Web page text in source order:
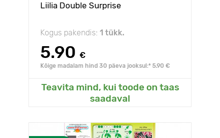
Liilia Double Surprise
Kogus pakendis: 1 tükk.
5.90 €
Kõige madalam hind 30 päeva jooksul:* 5.90 €
Teavita mind, kui toode on taas
saadaval